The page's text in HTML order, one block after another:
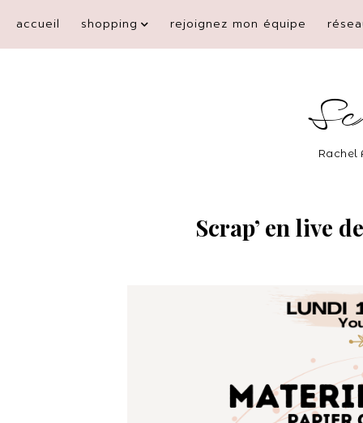
accueil shopping rejoignez mon équipe
Rachel
Scrap’ en live